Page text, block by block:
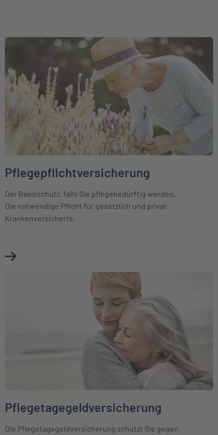
Weiter zu Pflegepflichtversicherung
Pflegepflichtversicherung
Der Basisschutz, falls Sie pflegebedürftig werden.
Die notwendige Pflicht für gesetzlich und privat
Krankenversicherte.
Mehr über Pflegepflichtversicherung erfahren
Weiter zu Pflegetagegeldversicherung
Pflegetagegeldversicherung
Die Pflegetagegeldversicherung schützt Sie gegen